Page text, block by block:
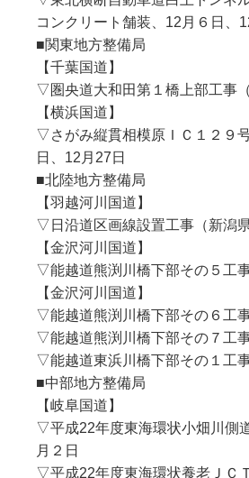
コンクリート舗装、12月６日、
■関東地方整備局
【千葉国道】
▽圏央道大和田第１橋上部工事
【横浜国道】
▽さがみ縦貫相模原ＩＣ１２９
日、12月27日
■北陸地方整備局
【羽越河川国道】
▽日沿道区画線設置工事（新潟
【金沢河川国道】
▽能越道熊渕川橋下部その５工
【金沢河川国道】
▽能越道熊渕川橋下部その６工
▽能越道熊渕川橋下部その７工
▽能越道東浜川橋下部その１工
■中部地方整備局
【岐阜国道】
▽平成22年度東海環状小畑川側
月２日
▽平成22年度東海環状養老ＪＣ